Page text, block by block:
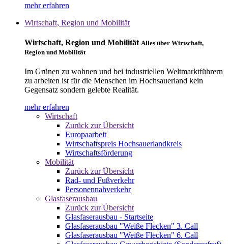
mehr erfahren
Wirtschaft, Region und Mobilität
Wirtschaft, Region und Mobilität Alles über Wirtschaft,
Region und Mobilität
Im Grünen zu wohnen und bei industriellen Weltmarktführern
zu arbeiten ist für die Menschen im Hochsauerland kein
Gegensatz sondern gelebte Realität.
mehr erfahren
Wirtschaft
Zurück zur Übersicht
Europaarbeit
Wirtschaftspreis Hochsauerlandkreis
Wirtschaftsförderung
Mobilität
Zurück zur Übersicht
Rad- und Fußverkehr
Personennahverkehr
Glasfaserausbau
Zurück zur Übersicht
Glasfaserausbau - Startseite
Glasfaserausbau "Weiße Flecken" 3. Call
Glasfaserausbau "Weiße Flecken" 6. Call